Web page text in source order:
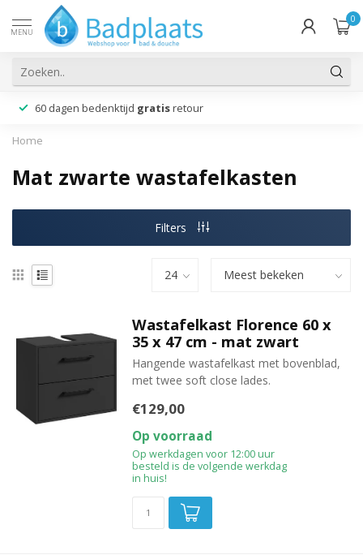
MENU
0
60 dagen bedenktijd gratis retour
Home
Mat zwarte wastafelkasten
Filters
Wastafelkast Florence 60 x
35 x 47 cm - mat zwart
Hangende wastafelkast met bovenblad,
met twee soft close lades.
€129,00
Op voorraad
Op werkdagen voor 12:00 uur
besteld is de volgende werkdag
in huis!